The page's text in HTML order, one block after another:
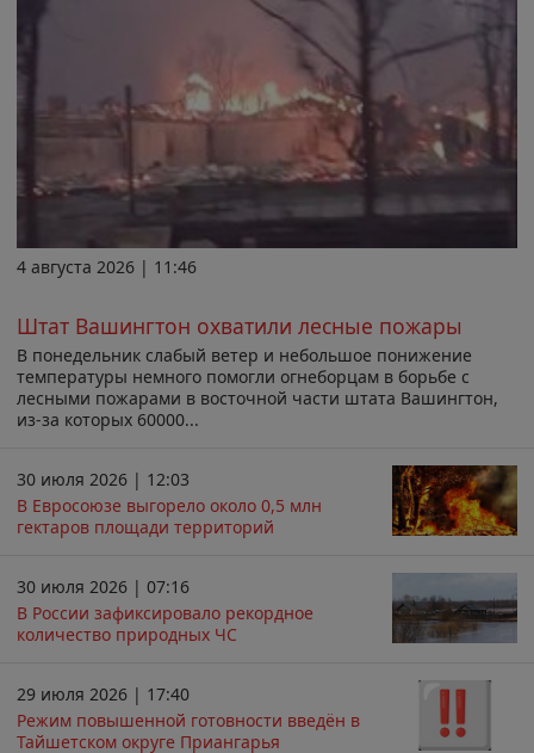
4 августа 2026 | 11:46
Штат Вашингтон охватили лесные пожары
В понедельник слабый ветер и небольшое понижение
температуры немного помогли огнеборцам в борьбе с
лесными пожарами в восточной части штата Вашингтон,
из-за которых 60000...
30 июля 2026 | 12:03
В Евросоюзе выгорело около 0,5 млн
гектаров площади территорий
30 июля 2026 | 07:16
В России зафиксировало рекордное
количество природных ЧС
29 июля 2026 | 17:40
Режим повышенной готовности введён в
Тайшетском округе Приангарья